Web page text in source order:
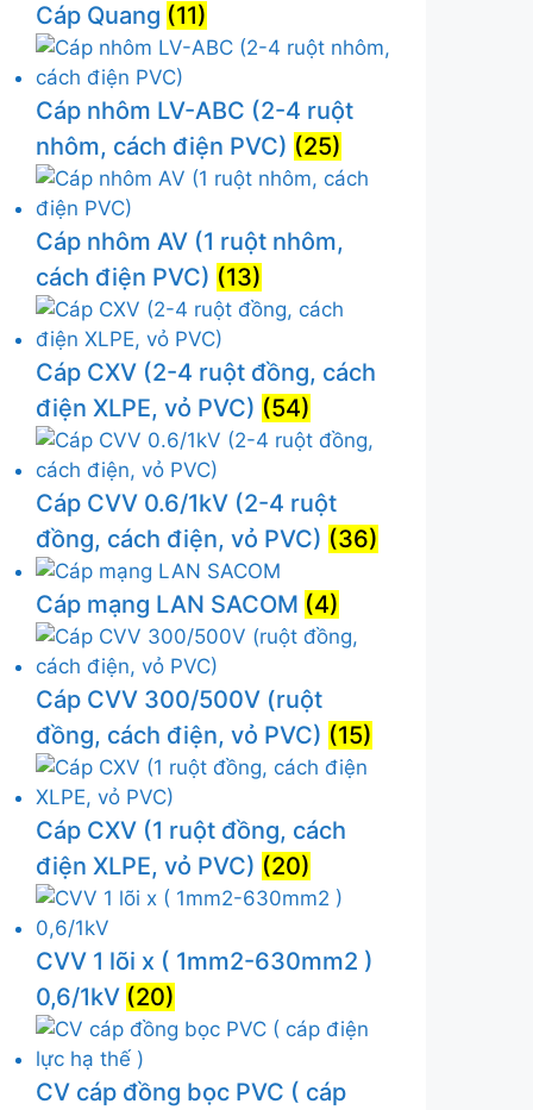
Cáp Quang (11)
Cáp nhôm LV-ABC (2-4 ruột
nhôm, cách điện PVC) (25)
Cáp nhôm AV (1 ruột nhôm,
cách điện PVC) (13)
Cáp CXV (2-4 ruột đồng, cách
điện XLPE, vỏ PVC) (54)
Cáp CVV 0.6/1kV (2-4 ruột
đồng, cách điện, vỏ PVC) (36)
Cáp mạng LAN SACOM (4)
Cáp CVV 300/500V (ruột
đồng, cách điện, vỏ PVC) (15)
Cáp CXV (1 ruột đồng, cách
điện XLPE, vỏ PVC) (20)
CVV 1 lõi x ( 1mm2-630mm2 )
0,6/1kV (20)
CV cáp đồng bọc PVC ( cáp